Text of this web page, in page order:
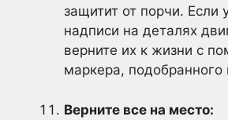
защитит от порчи. Если
надписи на деталях
верните их к жизни с
маркера, подобранного
Верните все на место: